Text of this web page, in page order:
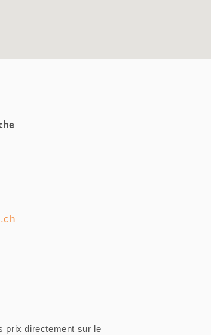
prix directement sur le